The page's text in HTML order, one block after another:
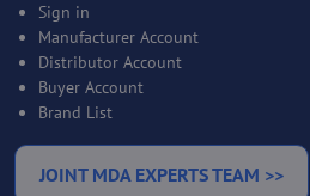
Sign in
Manufacturer Account
Distributor Account
Buyer Account
Brand List
JOINT MDA EXPERTS TEAM >>